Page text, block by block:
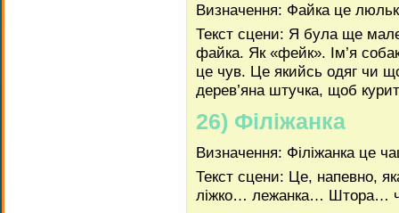
Визначення: Файка це
Текст сцени: Я була ще
файка. Як «фейк». Ім’я
це чув. Це якийсь одяг чи
дерев’яна штучка, щоб
26) Філіжанка
Визначення: Філіжанка це
Текст сцени: Це, напевно,
ліжко… лежанка… Штора…